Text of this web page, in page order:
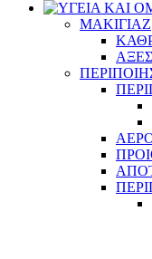
ΜΑΚΙΓΙΑΖ